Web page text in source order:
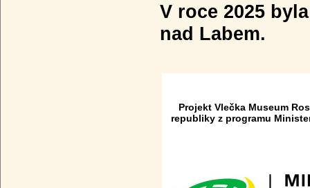
V roce 2025
nad Labem.
Projekt Vlečka Museum
republiky z programu